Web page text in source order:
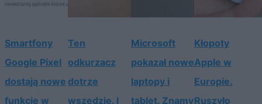
Smartfony
Google Pixel
dostają nowe
funkcje w
Ten
odkurzacz
dotrze
wszędzie. I
Microsoft
pokazał nowe
laptopy i
tablet. Znamy
Kłopoty
Apple w
Europie.
Ruszyło